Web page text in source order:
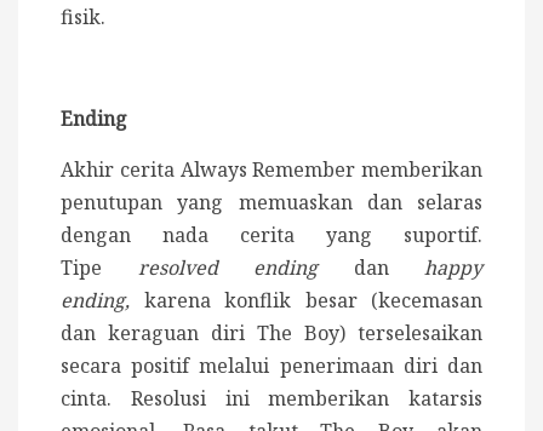
fisik.
Ending
Akhir cerita Always Remember memberikan
penutupan yang memuaskan dan selaras
dengan nada cerita yang suportif.
Tipe resolved endingdan happy
ending, karena konflik besar(kecemasan
dan keraguan diri The Boy) terselesaikan
secara positif melalui penerimaan diri dan
cinta. Resolusi ini memberikan katarsis